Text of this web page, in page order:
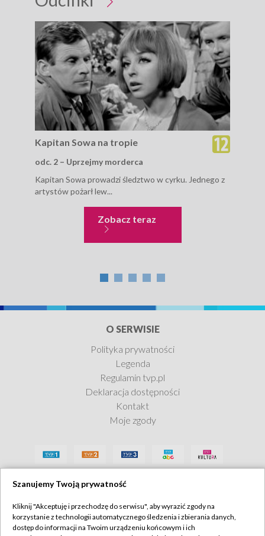
Kapitan Sowa na tropie
odc. 2 – Uprzejmy morderca
Kapitan Sowa prowadzi śledztwo w cyrku. Jednego z
artystów pożarł lew...
Zobacz terazKapitan Sowa na tropie
O SERWISIE
Polityka prywatności
Legenda
Regulamin tvp.pl
Deklaracja dostępności
Kontakt
Moje zgody
Szanujemy Twoją prywatność
Kliknij "Akceptuję i przechodzę do serwisu", aby wyrazić zgody na
korzystanie z technologii automatycznego śledzenia i zbierania danych,
dostęp do informacji na Twoim urządzeniu końcowym i ich